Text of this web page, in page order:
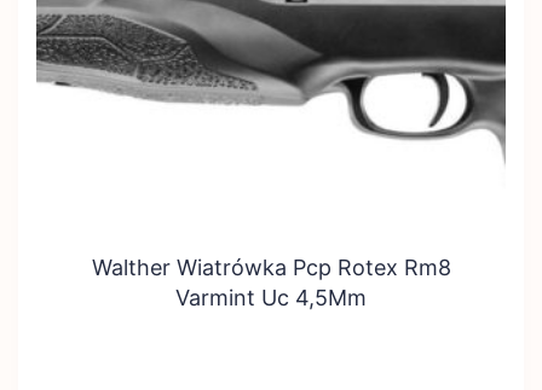
Walther Wiatrówka Pcp Rotex Rm8
Varmint Uc 4,5Mm